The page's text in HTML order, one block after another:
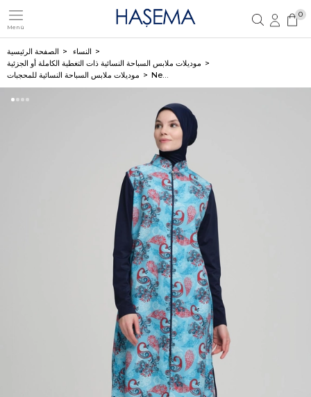
Menü
تسجيل دخول العضو
0
الصفحة الرئيسية
النساء
موديلات ملابس السباحة النسائية ذات التغطية الكاملة أو الجزئية
موديلات ملابس السباحة النسائية للمحجبات
Nehar طقم سباحة 3 قطع للمحجبات مع فيست كحلي بطبعة الشالات 2210